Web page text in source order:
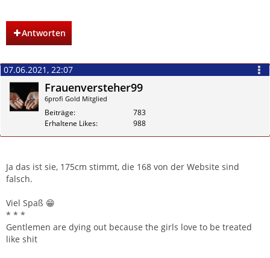
Antworten
07.06.2021, 22:07
Frauenversteher99
6profi Gold Mitglied
Beiträge
783
Erhaltene Likes
988
Ja das ist sie, 175cm stimmt, die 168 von der Website sind
falsch.
Viel Spaß 😁
* * *
Gentlemen are dying out because the girls love to be treated
like shit
Zitieren